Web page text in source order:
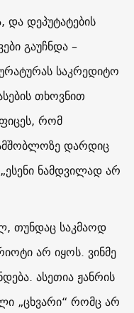
დეპუტატების
გაუჩნდა –
საკრედიტო
თხოვნით
რომ
დარდიც
ნამდვილად არ
თუნდაც საკმაოდ
არ იყოს. ვინმე
ასეთია ჟანრის
„ცხვარი“ რომც არ